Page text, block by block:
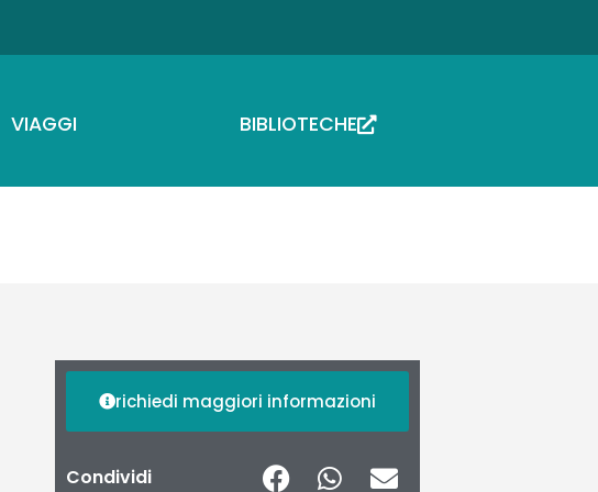
VIAGGI BIBLIOTECHE
richiedi maggiori informazioni
Condividi